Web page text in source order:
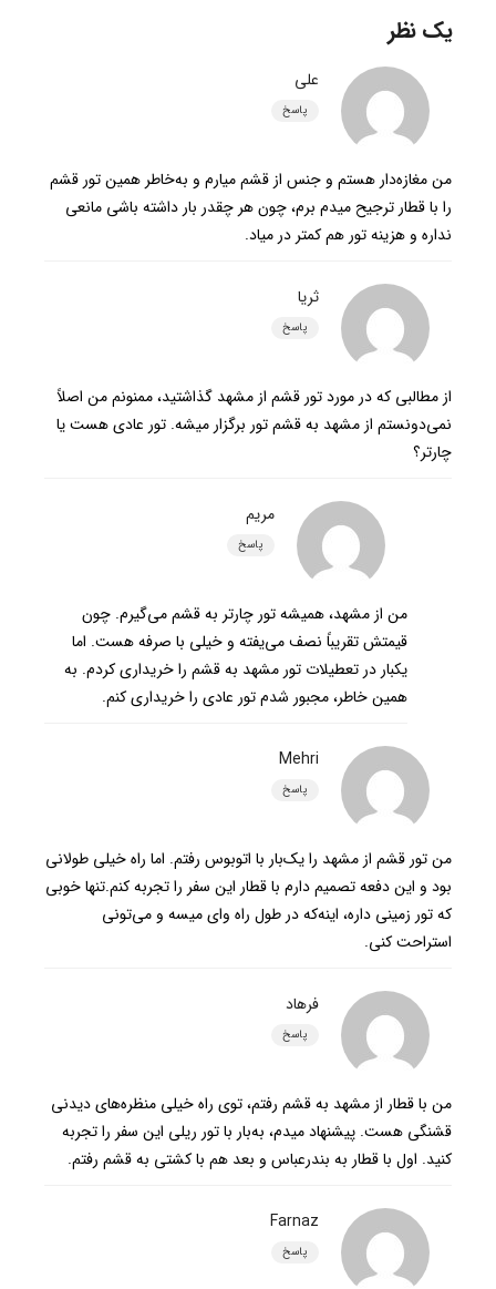
یک نظر
علی
پاسخ
من مغازه‌دار هستم و جنس از قشم میارم و به‌خاطر همین تور قشم
را با قطار ترجیح میدم برم، چون هر چقدر بار داشته باشی مانعی
نداره و هزینه تور هم کمتر در میاد.
ثریا
پاسخ
از مطالبی که در مورد تور قشم از مشهد گذاشتید، ممنونم من اصلاً
نمی‌دونستم از مشهد به قشم تور برگزار میشه. تور عادی هست یا
چارتر؟
مریم
پاسخ
من از مشهد، همیشه تور چارتر به قشم می‌گیرم. چون
قیمتش تقریباً نصف می‌یفته و خیلی با صرفه هست. اما
یکبار در تعطیلات تور مشهد به قشم را خریداری کردم. به
همین خاطر، مجبور شدم تور عادی را خریداری کنم.
Mehri
پاسخ
من تور قشم از مشهد را یک‌بار با اتوبوس رفتم. اما راه خیلی طولانی
بود و این دفعه تصمیم دارم با قطار این سفر را تجربه کنم.تنها خوبی
که تور زمینی داره، اینه‌که در طول راه وای میسه و می‌تونی
استراحت کنی.
فرهاد
پاسخ
من با قطار از مشهد به قشم رفتم، توی راه خیلی منظره‌های دیدنی
قشنگی هست. پیشنهاد میدم، به‌بار با تور ریلی این سفر را تجربه
کنید. اول با قطار به بندرعباس و بعد هم با کشتی به قشم رفتم.
Farnaz
پاسخ